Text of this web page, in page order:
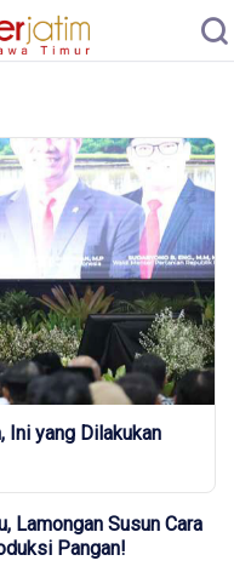
Ini yang Dilakukan
Lamongan Susun Cara
Pangan!